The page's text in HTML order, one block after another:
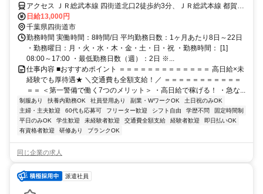
アクセス ＪＲ総武本線 四街道北口2徒歩約3分、ＪＲ総武本線 都賀西
口徒歩約43分、ＪＲ総武本線 都賀西口徒歩約43分 直行直帰OK＊交
通費全額支給＊
日給13,000円
千葉県四街道市
勤務時間 実働時間：8時間/日 平均勤務日数：1ヶ月あたり8日～22日
・勤務曜日：月・火・水・木・金・土・日・祝 ・勤務時間： [1]
08:00～17:00 ・最低勤務日数（週）：2日 ※...
仕事内容 ■おすすめポイント ＝＝＝＝＝＝＝＝＝＝＝＝＝ 高日給×未
経験でも厚待遇★ ＼交通費も全額支給！／ ＝＝＝＝＝＝＝＝＝＝＝
＝＝ ＜第一警備で働く7つのメリット＞ ・高日給で稼げる！ ・急な...
制服あり 扶養内勤務OK 社員登用あり 副業・WワークOK
土日祝のみOK
主婦・主夫歓迎
60代も応募可 フリーター歓迎 シフト自由 学歴不問
固定時間制
平日のみOK
学生歓迎 未経験者歓迎 交通費全額支給 経験者歓迎
即日払いOK
有資格者歓迎
研修あり ブランクOK
同じ企業の求人
派遣社員